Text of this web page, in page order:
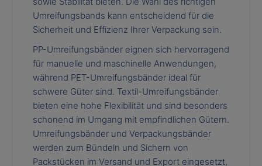
Umreifungsbands kann entscheidend für die
Sicherheit und Effizienz Ihrer Verpackung sein.
PP-Umreifungsbänder eignen sich hervorragend
für manuelle und maschinelle Anwendungen,
während PET-Umreifungsbänder ideal für
schwere Güter sind. Textil-Umreifungsbänder
bieten eine hohe Flexibilität und sind besonders
schonend im Umgang mit empfindlichen Gütern.
Umreifungsbänder und Verpackungsbänder
werden zum Bündeln und Sichern von
Packstücken im Versand und Export eingesetzt,